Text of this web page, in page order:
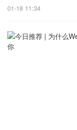
01-18 11:34